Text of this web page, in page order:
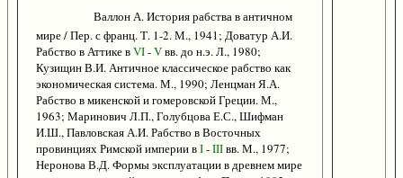
Валлон А. История рабства в античном
мире / Пер. с франц. Т. 1-2. М., 1941; Доватур А.И.
Рабство в Аттике вVI-Vвв. до н.э. Л., 1980;
Кузищин В.И. Античное классическое рабство как
экономическая система. М., 1990; Ленцман Я.А.
Рабство в микенской и гомеровской Греции. М.,
1963; Маринович Л.П., Голубцова Е.С., Шифман
И.Ш., Павловская А.И. Рабство в Восточных
провинциях Римской империи вI-IIIвв. М., 1977;
Неронова В.Д. Формы эксплуатации в древнем мире